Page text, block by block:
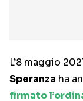
L’8 maggio
Speranza ha
firmato